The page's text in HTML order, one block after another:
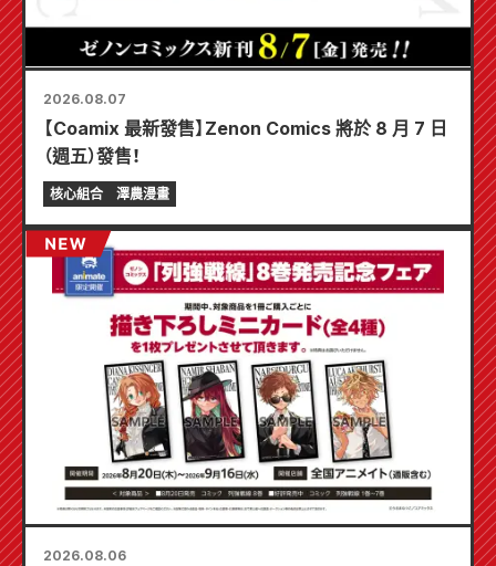
2026.08.07
【Coamix 最新發售】Zenon Comics 將於 8 月 7 日
（週五）發售！
核心組合 澤農漫畫
2026.08.06